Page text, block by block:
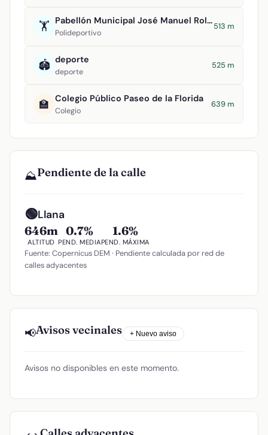
🏋️ Pabellón Municipal José Manuel Roldán
Polideportivo
513 m
🏟️ deporte
deporte
525 m
🏫 Colegio Público Paseo de la Florida
Colegio
639 m
⛰️Pendiente de la calle
🟢Llana
646m
ALTITUD
0.7%
PEND. MEDIA
1.6%
PEND. MÁXIMA
Fuente: Copernicus DEM · Pendiente calculada por red de
calles adyacentes
📢Avisos vecinales + Nuevo aviso
Avisos no disponibles en este momento.